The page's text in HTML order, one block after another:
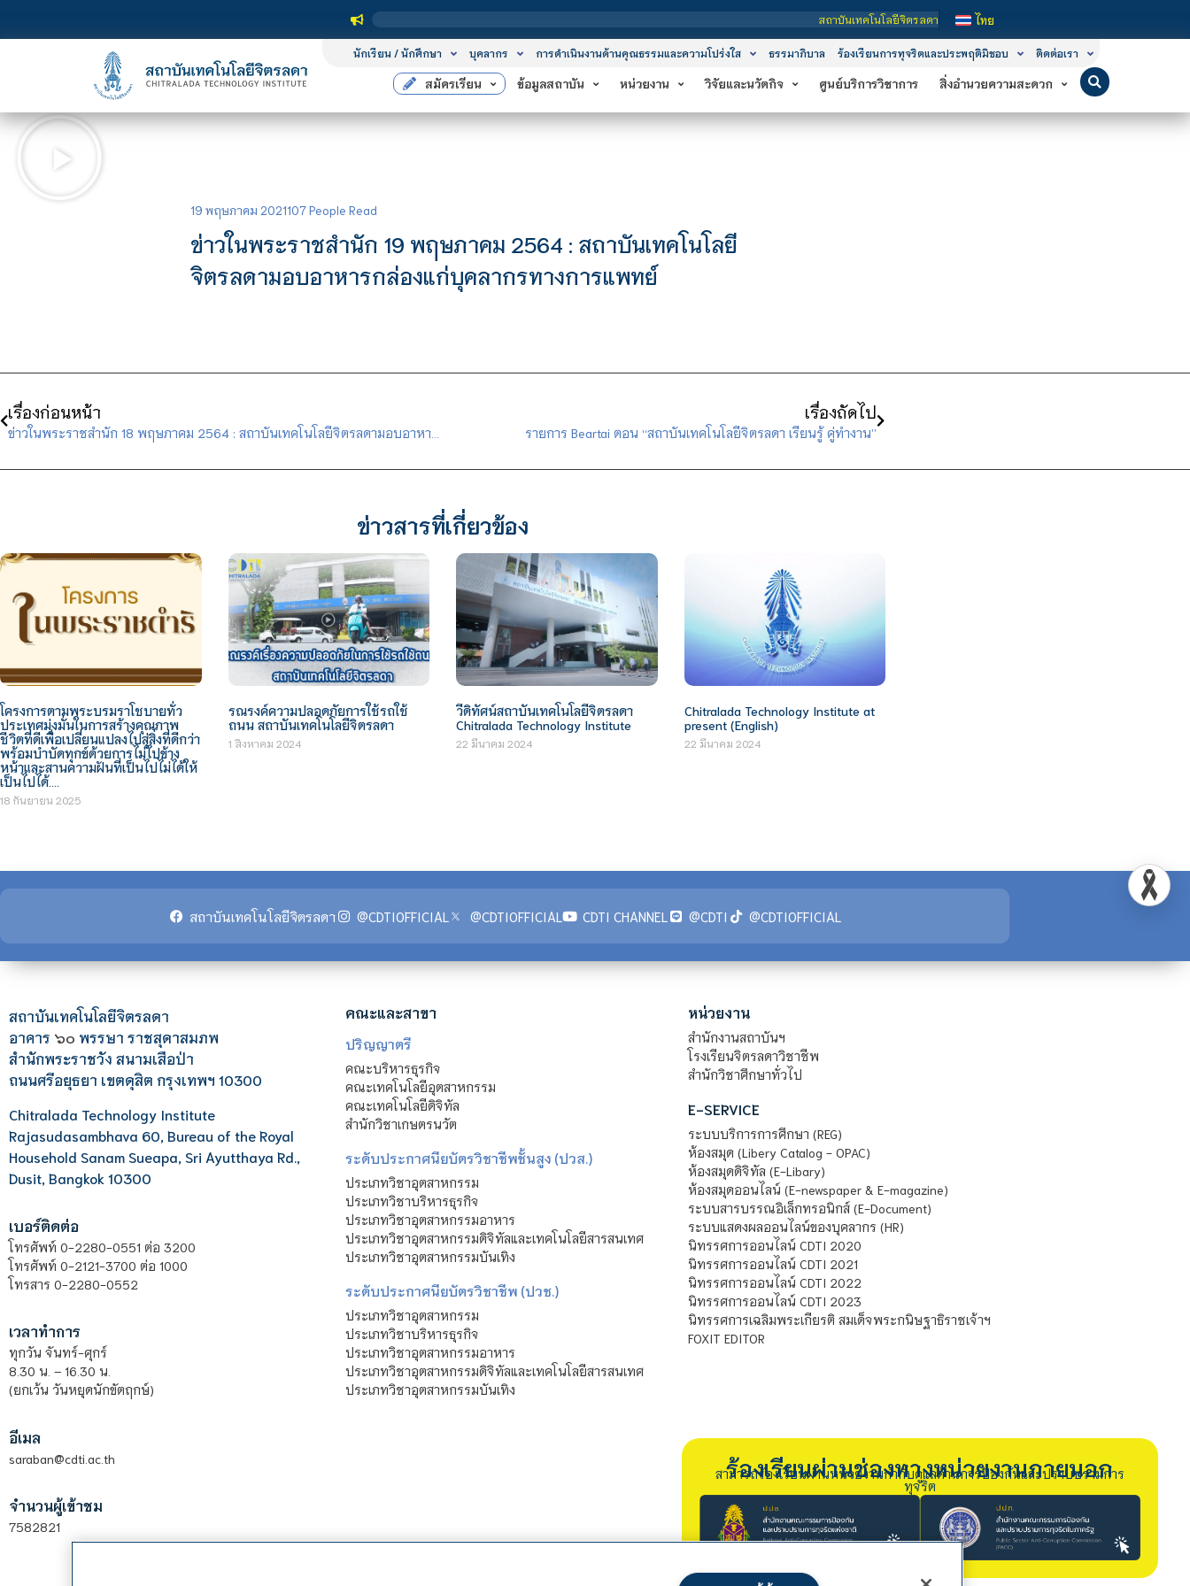
สถาบันเทคโนโลยีจิตรลดา เป็นสถาบันอุดมศึกษาในกำกับของรัฐ เปิดหลักสูตรการเรี
ไทย
นักเรียน / นักศึกษา บุคลากร การดำเนินงานด้านคุณธรรมและความโปร่งใส ธรรมาภิบาล ร้องเรียนการทุจริตและประพฤติมิชอบ ติดต่อเรา
สมัครเรียน ข้อมูลสถาบัน หน่วยงาน วิจัยและนวัตกิจ ศูนย์บริการวิชาการ สิ่งอำนวยความสะดวก
19 พฤษภาคม 2021107 People Read
ข่าวในพระราชสำนัก 19 พฤษภาคม 2564 : สถาบันเทคโนโลยี
จิตรลดามอบอาหารกล่องแก่บุคลากรทางการแพทย์
เรื่องก่อนหน้า เรื่องถัดไป
รายการ Beartai ตอน “สถาบันเทคโนโลยีจิตรลดา เรียนรู้ คู่ทำงาน”
ข่าวสารที่เกี่ยวข้อง
โครงการตามพระบรมราโชบายทั่ว
ประเทศมุ่งมั่นในการสร้างคุณภาพ
ชีวิตที่ดีเพื่อเปลี่ยนแปลงไปสู่สิ่งที่ดีกว่า
พร้อมบำบัดทุกข์ด้วยการไม่ไปข้าง
หน้าและสานความฝันที่เป็นไปไม่ได้ให้
เป็นไปได้….
18 กันยายน 2025
รณรงค์ความปลอดภัยการใช้รถใช้
ถนน สถาบันเทคโนโลยีจิตรลดา
1 สิงหาคม 2024
วีดิทัศน์สถาบันเทคโนโลยีจิตรลดา
Chitralada Technology Institute
22 มีนาคม 2024
Chitralada Technology Institute at
present (English)
22 มีนาคม 2024
สถาบันเทคโนโลยีจิตรลดา @CDTIOFFICIAL @CDTIOFFICIAL CDTI CHANNEL @CDTI @CDTIOFFICIAL
สถาบันเทคโนโลยีจิตรลดา
อาคาร ๖๐ พรรษา ราชสุดาสมภพ
สำนักพระราชวัง สนามเสือป่า
ถนนศรีอยุธยา เขตดุสิต กรุงเทพฯ 10300
Chitralada Technology Institute
Rajasudasambhava 60, Bureau of the Royal
Household Sanam Sueapa, Sri Ayutthaya Rd.,
Dusit, Bangkok 10300
เบอร์ติดต่อ
โทรศัพท์ 0-2280-0551 ต่อ 3200
โทรศัพท์ 0-2121-3700 ต่อ 1000
โทรสาร 0-2280-0552
เวลาทำการ
ทุกวัน จันทร์-ศุกร์
8.30 น. – 16.30 น.
(ยกเว้น วันหยุดนักขัตฤกษ์)
อีเมล
saraban@cdti.ac.th
จำนวนผู้เข้าชม
7582821
คณะและสาขา
ปริญญาตรี
คณะบริหารธุรกิจ
คณะเทคโนโลยีอุตสาหกรรม
คณะเทคโนโลยีดิจิทัล
สำนักวิชาเกษตรนวัต
ระดับประกาศนียบัตรวิชาชีพชั้นสูง (ปวส.)
ประเภทวิชาอุตสาหกรรม
ประเภทวิชาบริหารธุรกิจ
ประเภทวิชาอุตสาหกรรมอาหาร
ประเภทวิชาอุตสาหกรรมดิจิทัลและเทคโนโลยีสารสนเทศ
ประเภทวิชาอุตสาหกรรมบันเทิง
ระดับประกาศนียบัตรวิชาชีพ (ปวช.)
ประเภทวิชาอุตสาหกรรม
ประเภทวิชาบริหารธุรกิจ
ประเภทวิชาอุตสาหกรรมอาหาร
ประเภทวิชาอุตสาหกรรมดิจิทัลและเทคโนโลยีสารสนเทศ
ประเภทวิชาอุตสาหกรรมบันเทิง
หน่วยงาน
สำนักงานสถาบันฯ
โรงเรียนจิตรลดาวิชาชีพ
สำนักวิชาศึกษาทั่วไป
E-SERVICE
ระบบบริการการศึกษา (REG)
ห้องสมุด (Libery Catalog - OPAC)
ห้องสมุดดิจิทัล (E-Libary)
ห้องสมุดออนไลน์ (E-newspaper & E-magazine)
ระบบสารบรรณอิเล็กทรอนิกส์ (E-Document)
ระบบแสดงผลออนไลน์ของบุคลากร (HR)
นิทรรศการออนไลน์ CDTI 2020
นิทรรศการออนไลน์ CDTI 2021
นิทรรศการออนไลน์ CDTI 2022
นิทรรศการออนไลน์ CDTI 2023
นิทรรศการเฉลิมพระเกียรติ สมเด็จพระกนิษฐาธิราชเจ้าฯ
FOXIT EDITOR
ร้องเรียนผ่านช่องทางหน่วยงานภายนอก
สามารถร้องเรียนผ่านหน่วยงานกำกับดูแลด้านการป้องกันและปราบปรามการ
ทุจริต